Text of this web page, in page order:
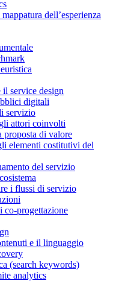
dell’esperienza
il service design
digitali
servizio
attori coinvolti
proposta di valore
elementi costitutivi del
del servizio
i flussi di servizio
co-progettazione
e il linguaggio
(search keywords)
analytics